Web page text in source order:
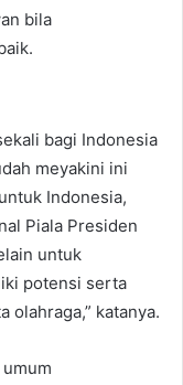
bila
bagi Indonesia
meyakini ini
Indonesia,
Piala Presiden
untuk
potensi serta
olahraga,” katanya.